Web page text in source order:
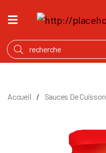
ACCUEIL
QU’EST
Accueil Sauces De Cuisson